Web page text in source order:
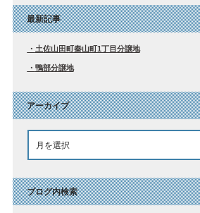
最新記事
土佐山田町秦山町1丁目分譲地
鴨部分譲地
アーカイブ
ブログ内検索